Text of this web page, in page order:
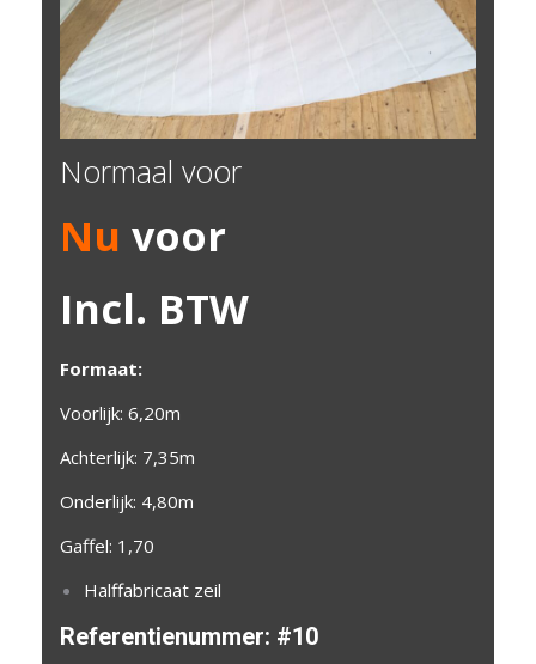
Normaal voor
Nu voor
Incl. BTW
Formaat:
Voorlijk: 6,20m
Achterlijk: 7,35m
Onderlijk: 4,80m
Gaffel: 1,70
Halffabricaat zeil
Referentienummer: #10